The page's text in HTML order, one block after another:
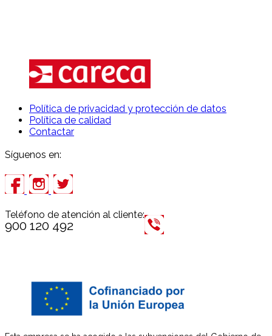
Política de privacidad y protección de datos
Política de calidad
Contactar
Síguenos en:
Teléfono de atención al cliente:
900 120 492